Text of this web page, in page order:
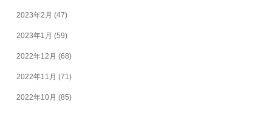
2023年2月 (47)
2023年1月 (59)
2022年12月 (68)
2022年11月 (71)
2022年10月 (85)